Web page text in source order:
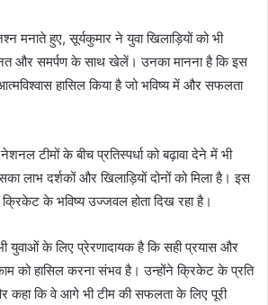
मनाते हुए, सूर्यकुमार ने युवा खिलाड़ियों को भी
और समर्पण के साथ खेलें। उनका मानना है कि इस
हासिल किया है जो भविष्य में और सफलता
टीमों के बीच प्रतिस्पर्धा को बढ़ावा देने में भी
लाभ दर्शकों और खिलाड़ियों दोनों को मिला है। इस
क्रिकेट के भविष्य उज्जवल होता दिख रहा है।
युवाओं के लिए प्रेरणादायक है कि सही प्रयास और
को हासिल करना संभव है। उन्होंने क्रिकेट के प्रति
कहा कि वे आगे भी टीम की सफलता के लिए पूरी